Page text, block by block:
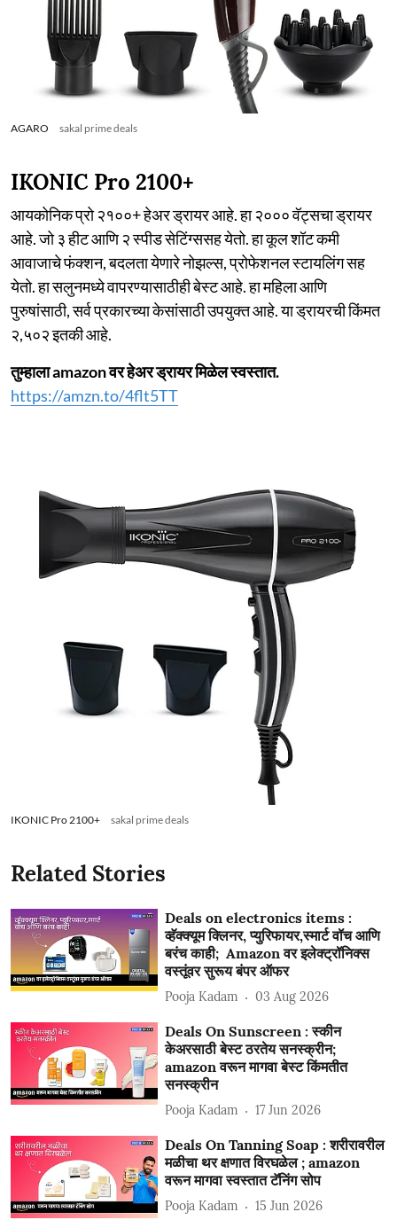
AGARO sakal prime deals
IKONIC Pro 2100+
आयकोनिक प्रो २१००+ हेअर ड्रायर आहे. हा २००० वॅट्सचा ड्रायर
आहे. जो ३ हीट आणि २ स्पीड सेटिंग्ससह येतो. हा कूल शॉट कमी
आवाजाचे फंक्शन, बदलता येणारे नोझल्स, प्रोफेशनल स्टायलिंग सह
येतो. हा सलुनमध्ये वापरण्यासाठीही बेस्ट आहे. हा महिला आणि
पुरुषांसाठी, सर्व प्रकारच्या केसांसाठी उपयुक्त आहे. या ड्रायरची किंमत
२,५०२ इतकी आहे.
तुम्हाला amazon वर हेअर ड्रायर मिळेल स्वस्तात.
https://amzn.to/4flt5TT
IKONIC Pro 2100+ sakal prime deals
Related Stories
Deals on electronics items :
व्हॅक्क्यूम क्लिनर, प्युरिफायर,स्मार्ट वॉच आणि
बरंच काही; Amazon वर इलेक्ट्रॉनिक्स
वस्तूंवर सुरूय बंपर ऑफर
Pooja Kadam 03 Aug 2026
Deals On Sunscreen : स्कीन
केअरसाठी बेस्ट ठरतेय सनस्क्रीन;
amazon वरून मागवा बेस्ट किंमतीत
सनस्क्रीन
Pooja Kadam 17 Jun 2026
Deals On Tanning Soap : शरीरावरील
मळीचा थर क्षणात विरघळेल ; amazon
वरून मागवा स्वस्तात टॅनिंग सोप
Pooja Kadam 15 Jun 2026